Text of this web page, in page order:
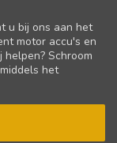
u bij ons aan het
motor accu's en
Schroom
het